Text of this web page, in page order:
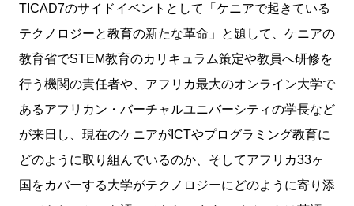
TICAD7のサイドイベントとして「ケニアで起きている
テクノロジーと教育の新たな革命」と題して、ケニアの
教育省でSTEM教育のカリキュラム策定や教員へ研修を
行う機関の責任者や、アフリカ最大のオンライン大学で
あるアフリカン・バーチャルユニバーシティの学長など
が来日し、現在のケニアがICTやプログラミング教育に
どのように取り組んでいるのか、そしてアフリカ33ヶ
国をカバーする大学がテクノロジーにどのように寄り添